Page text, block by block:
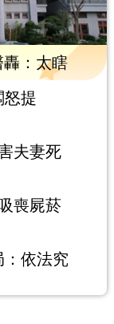
：太瞎
提
夫妻死
喪屍菸
依法究